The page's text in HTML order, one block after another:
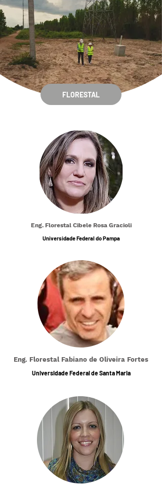
FLORESTAL
Eng. Florestal Cibele Rosa Gracioli
Universidade Federal do Pampa
Eng. Florestal Fabiano de Oliveira Fortes
Universidade Federal de Santa Maria